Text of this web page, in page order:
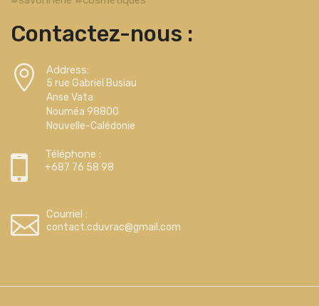
Contactez-nous :
Address:
5 rue Gabriel Busiau
Anse Vata
Nouméa 98800
Nouvelle-Calédonie
Téléphone :
+687 76 58 98
Courriel :
contact.cduvrac@gmail.com